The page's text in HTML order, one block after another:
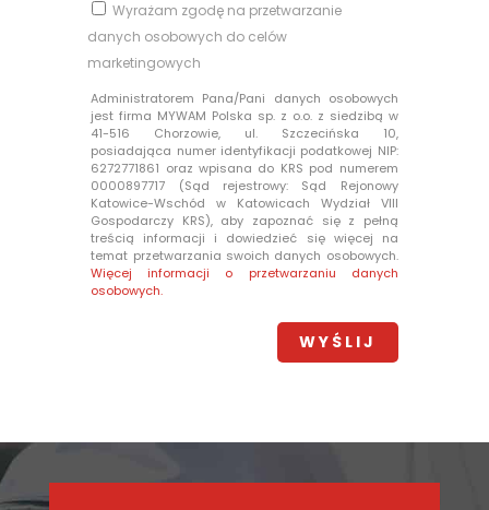
Wyrażam zgodę na przetwarzanie
danych osobowych do celów
marketingowych
Administratorem Pana/Pani danych osobowych
jest firma MYWAM Polska sp. z o.o. z siedzibą w
41-516 Chorzowie, ul. Szczecińska 10,
posiadająca numer identyfikacji podatkowej NIP:
6272771861 oraz wpisana do KRS pod numerem
0000897717 (Sąd rejestrowy: Sąd Rejonowy
Katowice-Wschód w Katowicach Wydział VIII
Gospodarczy KRS), aby zapoznać się z pełną
treścią informacji i dowiedzieć się więcej na
temat przetwarzania swoich danych osobowych.
Więcej informacji o przetwarzaniu danych
osobowych.